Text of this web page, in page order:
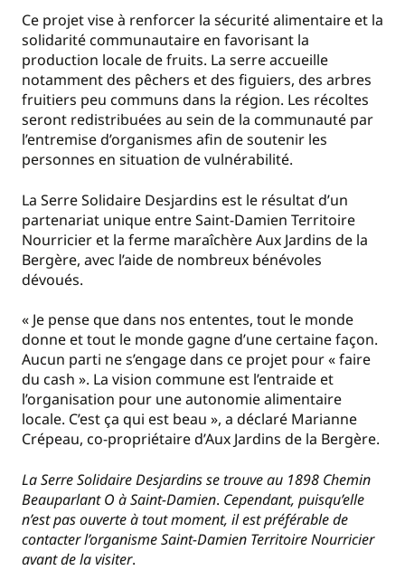
Ce projet vise à renforcer la sécurité alimentaire et la
solidarité communautaire en favorisant la
production locale de fruits. La serre accueille
notamment des pêchers et des figuiers, des arbres
fruitiers peu communs dans la région. Les récoltes
seront redistribuées au sein de la communauté par
l’entremise d’organismes afin de soutenir les
personnes en situation de vulnérabilité.
La Serre Solidaire Desjardins est le résultat d’un
partenariat unique entre Saint-Damien Territoire
Nourricier et la ferme maraîchère Aux Jardins de la
Bergère, avec l’aide de nombreux bénévoles
dévoués.
« Je pense que dans nos ententes, tout le monde
donne et tout le monde gagne d’une certaine façon.
Aucun parti ne s’engage dans ce projet pour « faire
du cash ». La vision commune est l’entraide et
l’organisation pour une autonomie alimentaire
locale. C’est ça qui est beau », a déclaré Marianne
Crépeau, co-propriétaire d’Aux Jardins de la Bergère.
La Serre Solidaire Desjardins se trouve au 1898 Chemin
Beauparlant O à Saint-Damien. Cependant, puisqu’elle
n’est pas ouverte à tout moment, il est préférable de
contacter l’organisme Saint-Damien Territoire Nourricier
avant de la visiter.